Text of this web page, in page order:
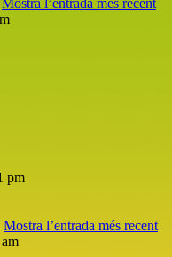
pm
Mostra l’entrada més recent